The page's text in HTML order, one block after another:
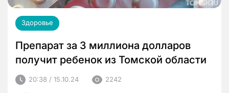
Здоровье
Препарат за 3 миллиона долларов
получит ребенок из Томской области
20:38 / 15.10.24 2242